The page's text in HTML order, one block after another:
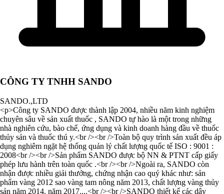
CÔNG TY TNHH SANDO
SANDO.,LTD
<p>Công ty SANDO được thành lập 2004, nhiều năm kinh nghiệm
chuyên sâu về sản xuất thuốc , SANDO tự hào là một trong những
nhà nghiên cứu, bào chế, ứng dụng và kinh doanh hàng đầu về thuốc
thủy sản và thuốc thú y.<br /><br />Toàn bộ quy trình sản xuất đều áp
dụng nghiêm ngặt hệ thống quản lý chất lượng quốc tế ISO : 9001 :
2008<br /><br />Sản phẩm SANDO được bộ NN & PTNT cấp giấy
phép lưu hành trên toàn quốc .<br /><br />Ngoài ra, SANDO còn
nhận được nhiều giải thưởng, chứng nhận cao quý khác như: sản
phẩm vàng 2012 sao vàng tam nông năm 2013, chất lượng vàng thủy
sản năm 2014, năm 2017....<br /><br />SANDO thiết kế các dây